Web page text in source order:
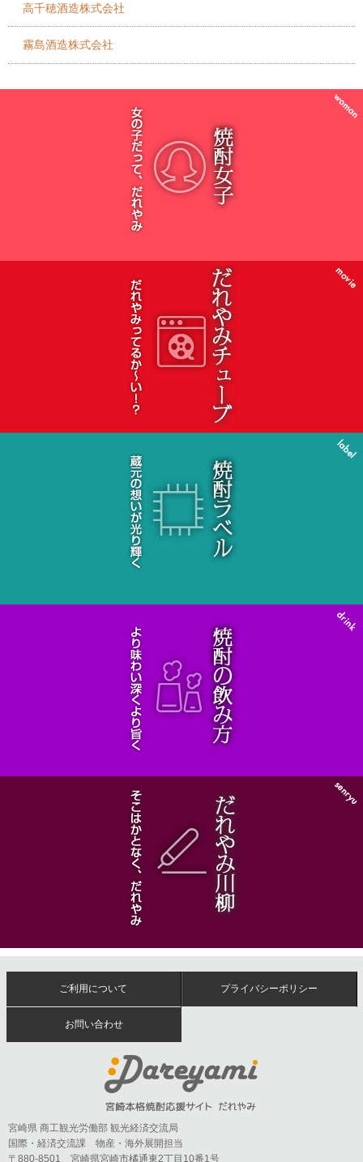
高千穂酒造株式会社
霧島酒造株式会社
ご利用について プライバシーポリシー
お問い合わせ
宮崎県 商工観光労働部 観光経済交流局
国際・経済交流課 物産・海外展開担当
〒880-8501 宮崎県宮崎市橘通東2丁目10番1号